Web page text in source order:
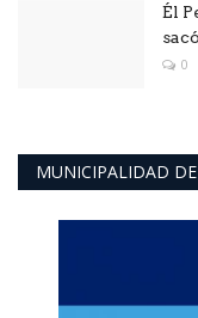
Él
0
MUNICIPALIDAD